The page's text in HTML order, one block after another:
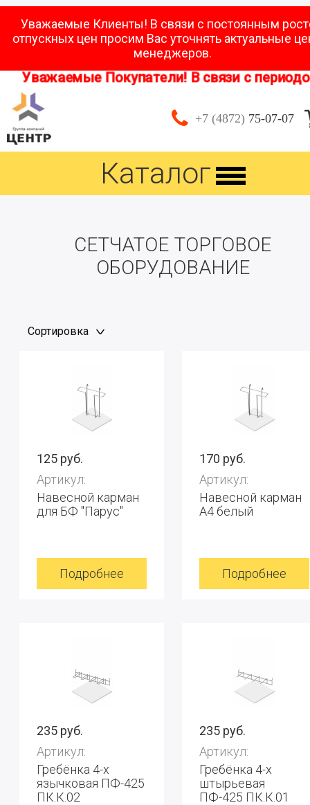
Уважаемые Клиенты! В связи с постоянным
отпускных цен просим Вас уточнять актуальные
менеджеров.
Покупатели! В связи с периодом
+7 (4872) 75-07-07
Каталог
СЕТЧАТОЕ ТОРГОВОЕ
ОБОРУДОВАНИЕ
Сортировка
125 руб.
Артикул:
Навесной карман
для БФ "Парус"
Подробнее
170 руб.
Артикул:
Навесной карман
А4 белый
Подробнее
235 руб.
Артикул:
Гребёнка 4-х
язычковая ПФ-425
ПК.К.02
235 руб.
Артикул:
Гребёнка 4-х
штырьевая
ПФ-425 ПК.К.01